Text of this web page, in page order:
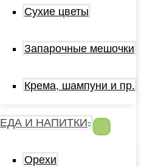
Сухие цветы
Запарочные мешочки
Крема, шампуни и пр.
ЕДА И НАПИТКИ
Орехи